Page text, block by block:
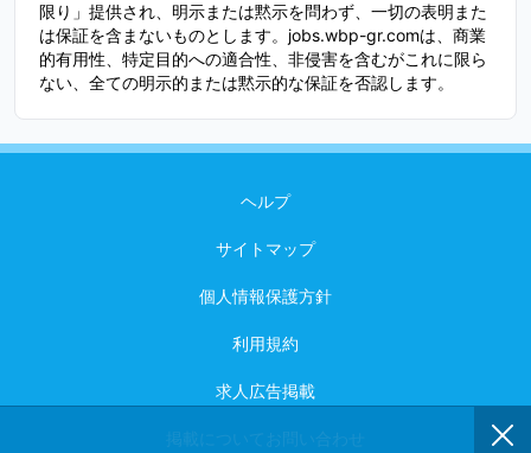
限り」提供され、明示または黙示を問わず、一切の表明また
は保証を含まないものとします。jobs.wbp-gr.comは、商業
的有用性、特定目的への適合性、非侵害を含むがこれに限ら
ない、全ての明示的または黙示的な保証を否認します。
ヘルプ
サイトマップ
個人情報保護方針
利用規約
求人広告掲載
掲載についてお問い合わせ